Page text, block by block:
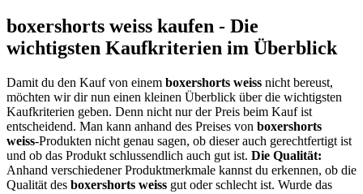
boxershorts weiss kaufen - Die
wichtigsten Kaufkriterien im Überblick
Damit du den Kauf von einem boxershorts weiss nicht bereust,
möchten wir dir nun einen kleinen Überblick über die wichtigsten
Kaufkriterien geben. Denn nicht nur der Preis beim Kauf ist
entscheidend. Man kann anhand des Preises von boxershorts
weiss-Produkten nicht genau sagen, ob dieser auch gerechtfertigt ist
und ob das Produkt schlussendlich auch gut ist. Die Qualität:
Anhand verschiedener Produktmerkmale kannst du erkennen, ob die
Qualität des boxershorts weiss gut oder schlecht ist. Wurde das